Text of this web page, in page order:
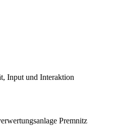
Input und Interaktion
Premnitz